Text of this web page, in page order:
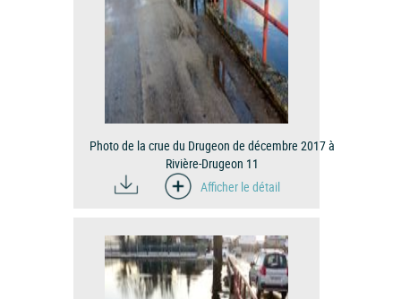
Photo de la crue du Drugeon de décembre 2017 à
Rivière-Drugeon 11
Afficher le détail